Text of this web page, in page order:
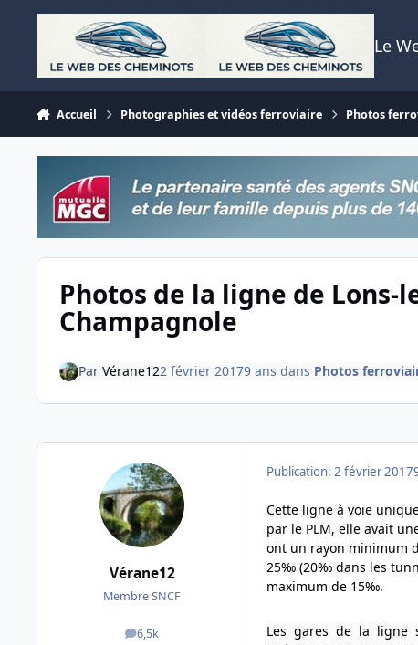
Aller au contenu
Le
Accueil Photographies et vidéos ferroviaire Photos
Photos de la ligne de Lons-
Champagnole
Par Vérane122 février 20179 ans dans Photos
Vérane12
Membre SNCF
6,5k
messages
Publication: 2 février 2017
Cette ligne à voie
par le PLM, elle avait
ont un rayon minimum
25‰ (20‰ dans les
maximum de 15‰.
Les gares de la ligne